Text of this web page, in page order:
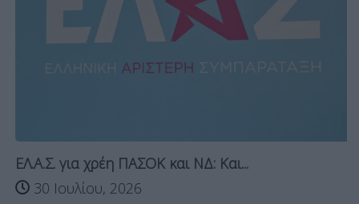
ΕΛ.Α.Σ. για χρέη ΠΑΣΟΚ και ΝΔ: Και...
30 Ιουλίου, 2026